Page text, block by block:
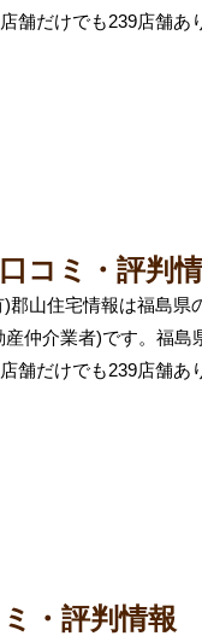
舗だけでも239店舗あ
コミ・評判
郡山住宅情報は福島県
仲介業者)です。福島
舗だけでも239店舗あ
・評判情報